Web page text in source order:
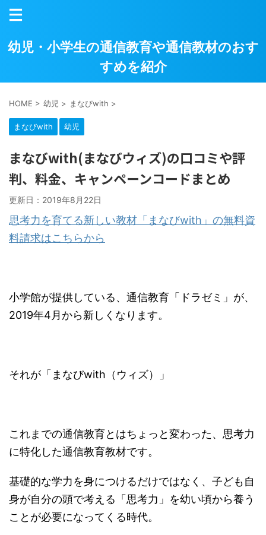
幼児・小学生の通信教育や通信教材のおす
すめを紹介
HOME > 幼児 > まなびwith >
まなびwith 幼児
まなびwith(まなびウィズ)の口コミや評
判、料金、キャンペーンコードまとめ
更新日： 2019年8月22日
思考力を育てる新しい教材「まなびwith」の無料資
料請求はこちらから
小学館が提供している、通信教育「ドラゼミ」が、
2019年4月から新しくなります。
それが「まなびwith（ウィズ）」
これまでの通信教育とはちょっと変わった、思考力
に特化した通信教育教材です。
基礎的な学力を身につけるだけではなく、子ども自
身が自分の頭で考える「思考力」を幼い頃から養う
ことが必要になってくる時代。